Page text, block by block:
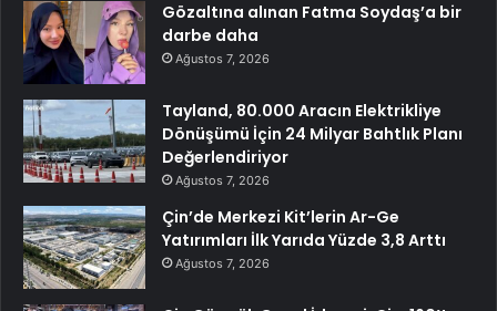
Gözaltına alınan Fatma Soydaş’a bir
darbe daha
Ağustos 7, 2026
Tayland, 80.000 Aracın Elektrikliye
Dönüşümü İçin 24 Milyar Bahtlık Planı
Değerlendiriyor
Ağustos 7, 2026
Çin’de Merkezi Kit’lerin Ar-Ge
Yatırımları İlk Yarıda Yüzde 3,8 Arttı
Ağustos 7, 2026